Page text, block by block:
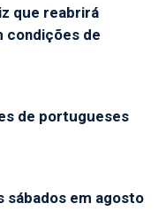
que reabrirá
condições de
de portugueses
sábados em agosto